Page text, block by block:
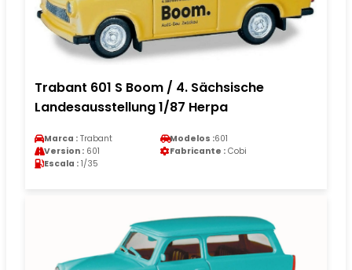
Trabant 601 S Boom / 4. Sächsische
Landesausstellung 1/87 Herpa
Marca : Trabant Modelos :601
Version : 601 Fabricante : Cobi
Escala : 1/35